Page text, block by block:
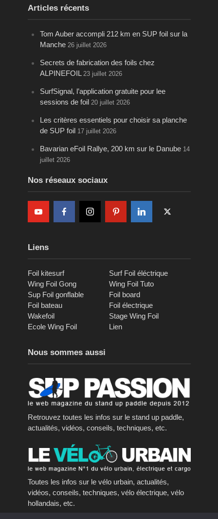
Articles récents
Tom Auber accompli 212 km en SUP foil sur la
Manche 26 juillet 2026
Secrets de fabrication des foils chez
ALPINEFOIL 23 juillet 2026
SurfSignal, l’application gratuite pour lee
sessions de foil 20 juillet 2026
Les critères essentiels pour choisir sa planche
de SUP foil 17 juillet 2026
Bavarian eFoil Rallye, 200 km sur le Danube 14
juillet 2026
Nos réseaux sociaux
Liens
Foil kitesurf
Surf Foil éléctrique
Wing Foil Gong
Wing Foil Tuto
Sup Foil gonflable
Foil board
Foil bateau
Foil électrique
Wakefoil
Stage Wing Foil
Ecole Wing Foil
Lien
Nous sommes aussi
Retrouvez toutes les infos sur le stand up paddle,
actualités, vidéos, conseils, techniques, etc.
Toutes les infos sur le vélo urbain, actualités,
vidéos, conseils, techniques, vélo électrique, vélo
hollandais, etc.